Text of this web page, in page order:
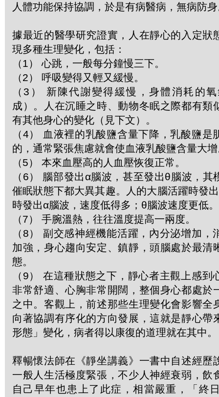
人體功能保持協調，於是有病醫病，無病防
據最近的醫學研究證實，人在靜心的入定狀
現多種生理變化，包括：
（1） 心跳，一般每分鐘慢三下。
（2） 呼吸變得又輕又緩慢。
（3） 新陳代謝變得緩慢，身體消耗的
成）。人在沉睡之時、動物冬眠之際都有類
有其他身心的變化（見下文）。
（4） 血液裡的乳酸鹽含量下降，乳酸鹽是
的，通常緊張焦慮就會使血液乳酸鹽含量大
（5） 本來血壓高的人血壓恢復正常。
（6） 腦部發出α腦波，甚至發出θ腦波，其
催眠狀態下都大異其趣。人的大腦活躍時發
時發出α腦波，速度低得多；θ腦波速度更低。
（7） 手腕溫熱，往往溫度提高一兩度。
（8） 副交感神經機能活躍，內分泌增加，
加強，身心趨向安定、鎮靜，頭腦處於最清
態。
（9） 在這種狀態之下，靜心者主觀上感到
非常舒適、心胸非常開闊，整個身心都處於
之中。客觀上，前述那些生理變化會影響全
向著協調有序化的方向發展，這就是靜心
形態」變化，病者得以康復的道理就在其中。
釋暢懷法師在《靜坐講義》一書中自述經歷
一般人生活極度緊張，不少人神經衰弱，飲
自己早年也患上了此症，相當嚴重，「終